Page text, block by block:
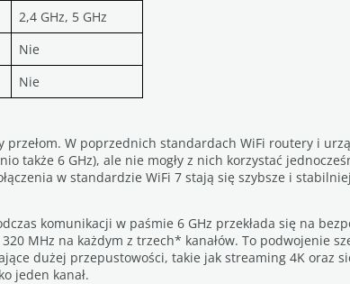
2,4 GHz, 5 GHz
Nie
Nie
przełom. W poprzednich standardach WiFi routery i
także 6 GHz), ale nie mogły z nich korzystać
w standardzie WiFi 7 stają się szybsze i
komunikacji w paśmie 6 GHz przekłada się na
MHz na każdym z trzech* kanałów. To podwojenie
dużej przepustowości, takie jak streaming 4K oraz
jeden kanał.